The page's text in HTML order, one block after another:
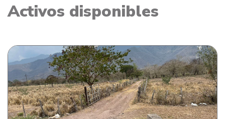
Activos disponibles
Lote de Terreno en Comunidad de Santa Bárbara